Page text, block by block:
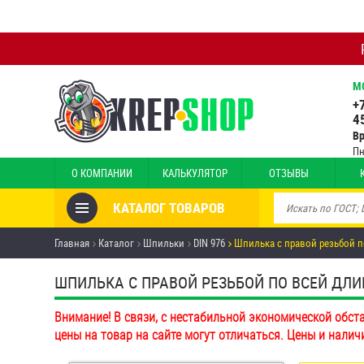
О КОМПАНИИ КАЛЬКУЛЯТОР ОТЗЫВЫ
КАТАЛОГ ТОВАРОВ
Товары со скидкой
Анкеры
Антивандальный крепёж,
инструмент
Болты и винты
Главная Каталог Шпильки DIN 976 Шпилька с правой резьбой
ШПИЛЬКА С ПРАВОЙ РЕЗЬБОЙ ПО ВСЕЙ
Внимание! В связи, с нестабильной экономической
цены на товар на сайте могут отличаться. Цены и